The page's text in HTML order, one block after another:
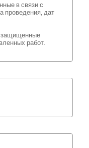
в связи с
проведения, дат
защищенные
работ.